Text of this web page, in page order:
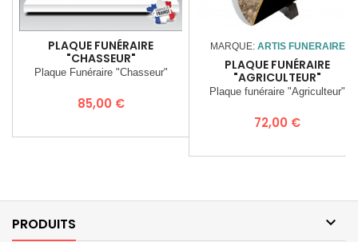
PLAQUE FUNÉRAIRE
"CHASSEUR"
Plaque Funéraire "Chasseur"
Prix
85,00 €
MARQUE: ARTIS FUNERAIRE
PLAQUE FUNÉRAIRE
"AGRICULTEUR"
Plaque funéraire "Agriculteur"
Prix
72,00 €
PRODUITS 